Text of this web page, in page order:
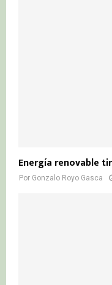
Energía renovable
Por Gonzalo Royo Gasca